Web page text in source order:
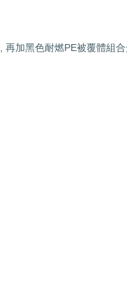
再加黑色耐燃PE被覆體組